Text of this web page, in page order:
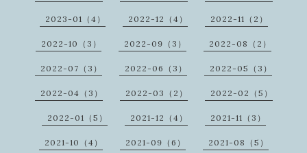
2023-01（4） 2022-12（4） 2022-11（2）
2022-10（3） 2022-09（3） 2022-08（2）
2022-07（3） 2022-06（3） 2022-05（3）
2022-04（3） 2022-03（2） 2022-02（5）
2022-01（5） 2021-12（4） 2021-11（3）
2021-10（4） 2021-09（6） 2021-08（5）